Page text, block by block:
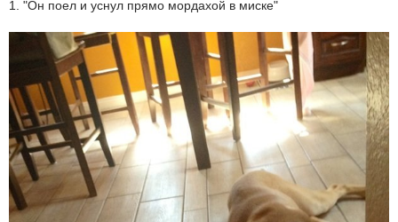
1. "Он поел и уснул прямо мордахой в миске"